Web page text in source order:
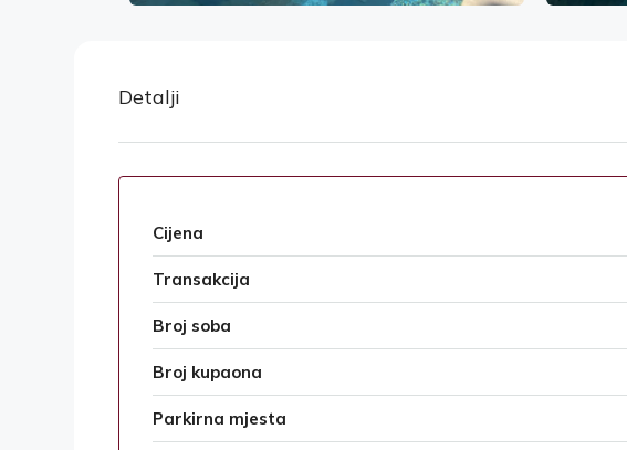
Detalji
Cijena
Transakcija
Broj soba
Broj kupaona
Parkirna mjesta